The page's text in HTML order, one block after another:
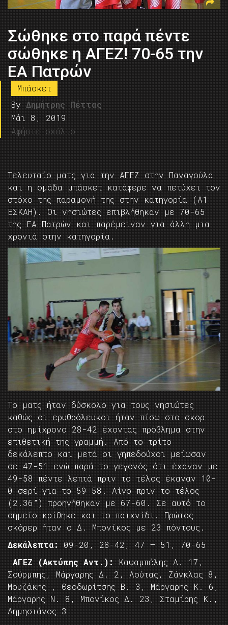
Σώθηκε στο παρά πέντε
σώθηκε η ΑΓΕΖ! 70-65 την
ΕΑ Πατρών
Μπάσκετ
By Δημήτρης Πέττας
Μάι 8, 2019
Αφήστε σχόλιο
Τελευταίο ματς για την ΑΓΕΖ στην Παναγούλα
και η ομάδα μπάσκετ κατάφερε να πετύχει τον
στόχο της παραμονή της στην κατηγορία (Α1
ΕΣΚΑΗ). Οι νησιώτες επιβλήθηκαν με 70-65
της ΕΑ Πατρών και παρέμειναν για άλλη μια
χρονιά στην κατηγορία.
Το ματς ήταν δύσκολο για τους νησιώτες
καθώς οι ερυθρόλευκοι ήταν πίσω στο σκορ
στο ημίχρονο 28-42 έχοντας πρόβλημα στην
επιθετική της γραμμή. Από το τρίτο
δεκάλεπτο και μετά οι γηπεδούχοι μείωσαν
σε 47-51 ενώ παρά το γεγονός ότι έχαναν με
49-58 πέντε λεπτά πριν το τέλος έκαναν 10-
0 σερί για το 59-58. Λίγο πριν το τέλος
(2.36”) προηγήθηκαν με 67-60. Σε αυτό το
σημείο κρίθηκε και το παιχνίδι. Πρώτος
σκόρερ ήταν ο Δ. Μπονίκος με 23 πόντους.
Δεκάλεπτα:
09-20, 28-42, 47 – 51, 70-65
ΑΓΕΖ (Ακτύπης Αντ.):
Καψαμπέλης Δ. 17,
Σούρμπης, Μάργαρης Δ. 2, Λούτας, Ζάγκλας 8,
Μουζάκης , Θεοδωρίτσης Β. 3, Μάργαρης Κ. 6,
Μάργαρης Ν. 8, Μπονίκος Δ. 23, Σταμίρης Κ.,
Δημησιάνος 3